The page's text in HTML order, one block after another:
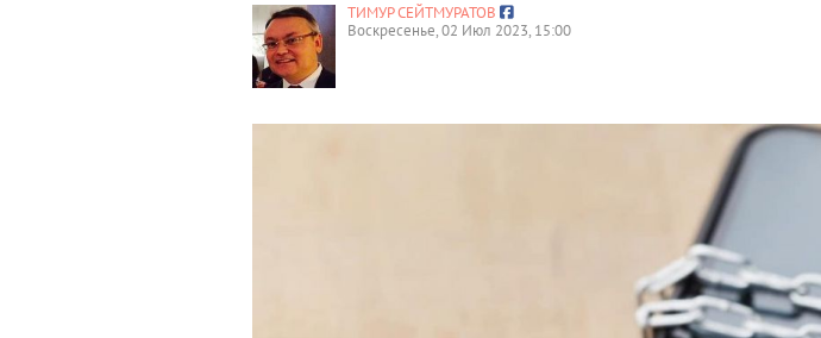
ТИМУР СЕЙТМУРАТОВ
Воскресенье, 02 Июл 2023, 15:00